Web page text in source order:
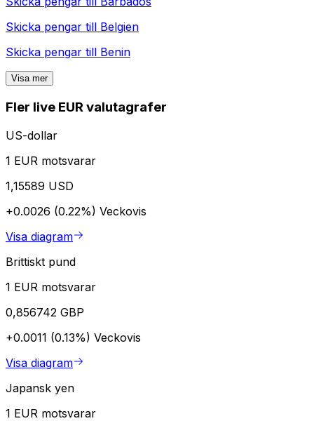
Skicka pengar till Belgien
Skicka pengar till Benin
Visa mer
Fler live EUR valutagrafer
US-dollar
1 EUR motsvarar
1,15589 USD
+0.0026 (0.22%) Veckovis
Visa diagram
Brittiskt pund
1 EUR motsvarar
0,856742 GBP
+0.0011 (0.13%) Veckovis
Visa diagram
Japansk yen
1 EUR motsvarar